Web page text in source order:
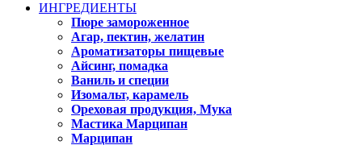
ИНГРЕДИЕНТЫ
Пюре замороженное
Агар, пектин, желатин
Ароматизаторы пищевые
Айсинг, помадка
Ваниль и специи
Изомальт, карамель
Ореховая продукция, Мука
Мастика Марципан
Марципан